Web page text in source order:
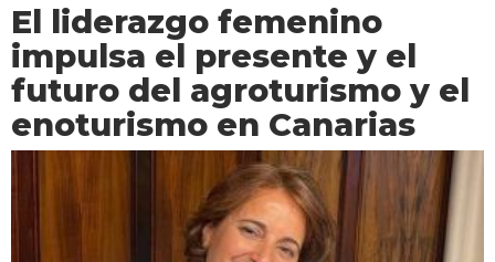
El liderazgo femenino
impulsa el presente y el
futuro del agroturismo y el
enoturismo en Canarias